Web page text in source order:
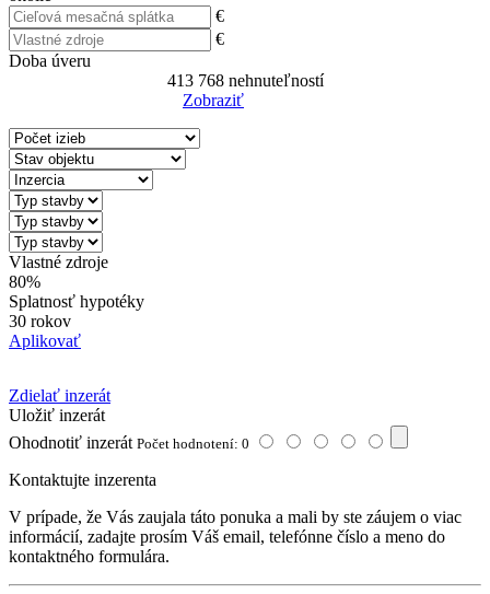
€
€
Doba úveru
413 768nehnuteľností
Zobraziť
Vlastné zdroje
80%
Splatnosť hypotéky
30 rokov
Aplikovať
Zdielať inzerát
Uložiť inzerát
Ohodnotiť inzerát Počet hodnotení: 0
Kontaktujte inzerenta
V prípade, že Vás zaujala táto ponuka a mali by ste záujem o viac
informácií, zadajte prosím Váš email, telefónne číslo a meno do
kontaktného formulára.